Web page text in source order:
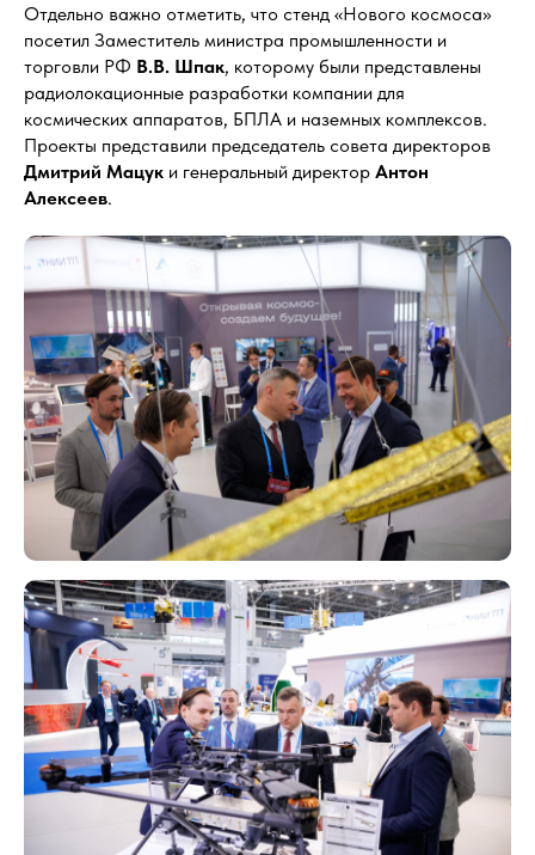
Отдельно важно отметить, что стенд «Нового космоса»
посетил Заместитель министра промышленности и
торговли РФ В.В. Шпак, которому были представлены
радиолокационные разработки компании для
космических аппаратов, БПЛА и наземных комплексов.
Проекты представили председатель совета директоров
Дмитрий Мацук и генеральный директор Антон
Алексеев.